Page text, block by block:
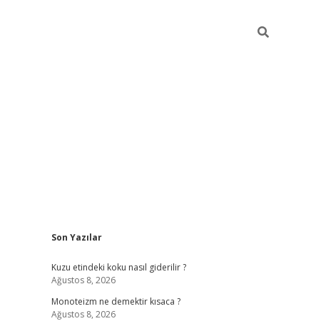
Sidebar
Son Yazılar
Kuzu etindeki koku nasıl giderilir ?
Ağustos 8, 2026
Monoteizm ne demektir kısaca ?
Ağustos 8, 2026